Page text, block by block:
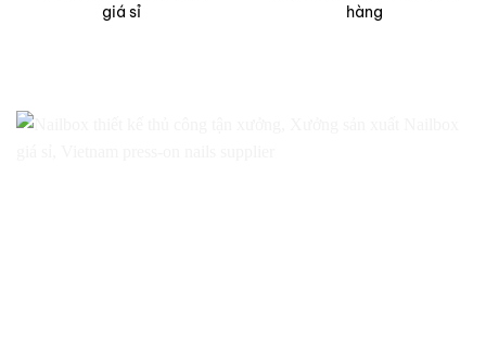
giá sỉ
hàng